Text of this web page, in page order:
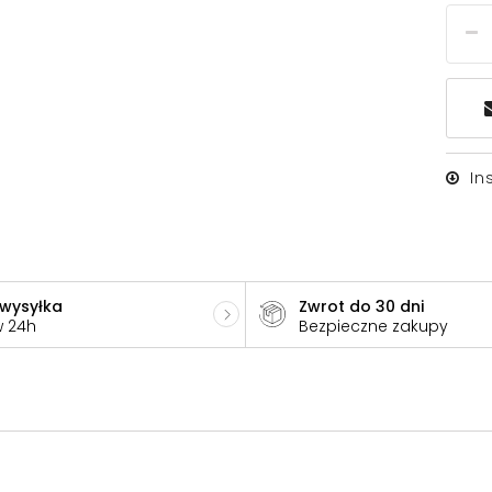
24h
Zwrot do 30 dni
Bezpieczne zakupy